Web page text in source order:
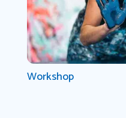
Workshop